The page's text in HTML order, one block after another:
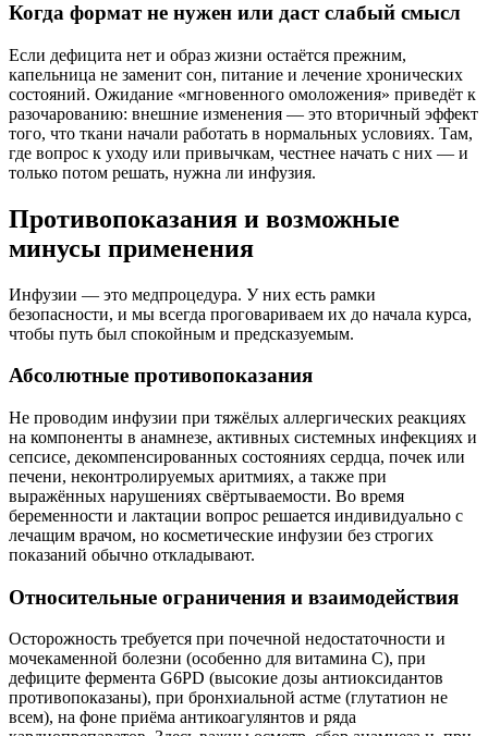
Когда формат не нужен или даст слабый смысл
Если дефицита нет и образ жизни остаётся прежним,
капельница не заменит сон, питание и лечение хронических
состояний. Ожидание «мгновенного омоложения» приведёт к
разочарованию: внешние изменения — это вторичный эффект
того, что ткани начали работать в нормальных условиях. Там,
где вопрос к уходу или привычкам, честнее начать с них — и
только потом решать, нужна ли инфузия.
Противопоказания и возможные
минусы применения
Инфузии — это медпроцедура. У них есть рамки
безопасности, и мы всегда проговариваем их до начала курса,
чтобы путь был спокойным и предсказуемым.
Абсолютные противопоказания
Не проводим инфузии при тяжёлых аллергических реакциях
на компоненты в анамнезе, активных системных инфекциях и
сепсисе, декомпенсированных состояниях сердца, почек или
печени, неконтролируемых аритмиях, а также при
выражённых нарушениях свёртываемости. Во время
беременности и лактации вопрос решается индивидуально с
лечащим врачом, но косметические инфузии без строгих
показаний обычно откладывают.
Относительные ограничения и взаимодействия
Осторожность требуется при почечной недостаточности и
мочекаменной болезни (особенно для витамина C), при
дефиците фермента G6PD (высокие дозы антиоксидантов
противопоказаны), при бронхиальной астме (глутатион не
всем), на фоне приёма антикоагулянтов и ряда